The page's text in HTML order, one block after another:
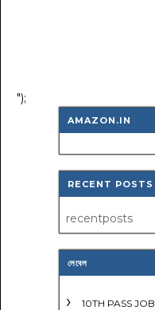
");
AMAZON.IN
RECENT POSTS
recentposts
লেবেল
10TH PASS JOB